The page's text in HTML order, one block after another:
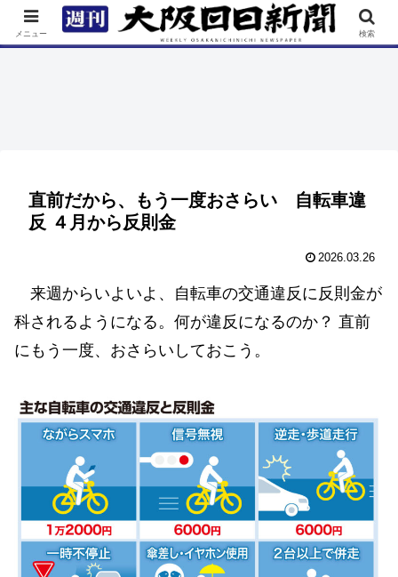
TOP 特集 ニュース 連載 街ネタ イベント
直前だから、もう一度おさらい 自転車違
反 ４月から反則金
2026.03.26
来週からいよいよ、自転車の交通違反に反則金が
科されるようになる。何が違反になるのか？ 直前
にもう一度、おさらいしておこう。
メニュー 検索